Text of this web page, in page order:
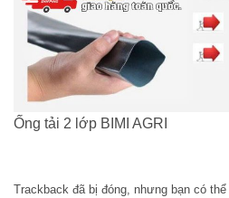
Ống tải 2 lớp BIMI AGRI
Trackback đã bị đóng, nhưng bạn có thể